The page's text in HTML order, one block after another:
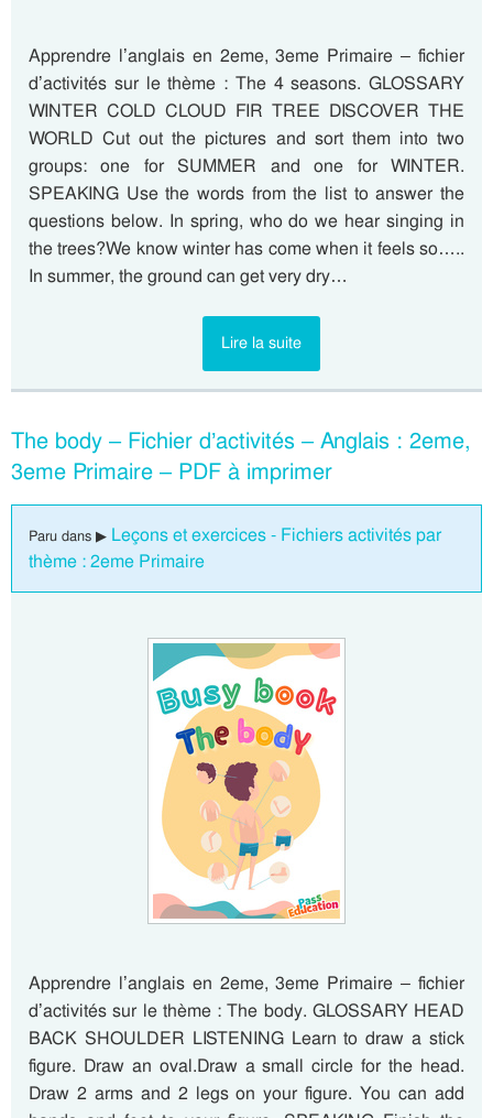
Apprendre l’anglais en 2eme, 3eme Primaire – fichier
d’activités sur le thème : The 4 seasons. GLOSSARY
WINTER COLD CLOUD FIR TREE DISCOVER THE
WORLD Cut out the pictures and sort them into two
groups: one for SUMMER and one for WINTER.
SPEAKING Use the words from the list to answer the
questions below. In spring, who do we hear singing in
the trees?We know winter has come when it feels so…..
In summer, the ground can get very dry…
Lire la suite
The body – Fichier d’activités – Anglais : 2eme,
3eme Primaire – PDF à imprimer
Paru dans ▶ Leçons et exercices - Fichiers activités par
thème : 2eme Primaire
Apprendre l’anglais en 2eme, 3eme Primaire – fichier
d’activités sur le thème : The body. GLOSSARY HEAD
BACK SHOULDER LISTENING Learn to draw a stick
figure. Draw an oval.Draw a small circle for the head.
Draw 2 arms and 2 legs on your figure. You can add